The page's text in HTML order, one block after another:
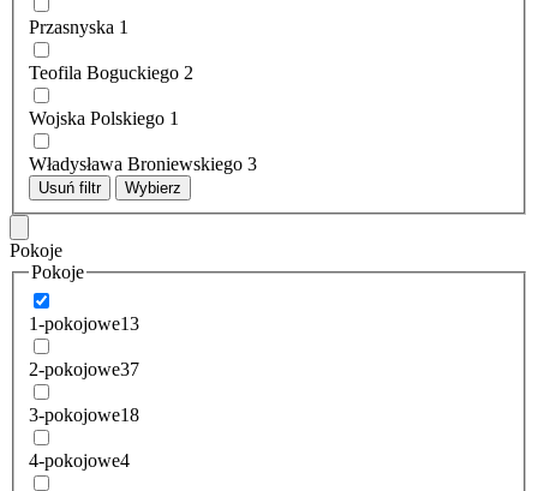
Przasnyska 1
Teofila Boguckiego 2
Wojska Polskiego 1
Władysława Broniewskiego 3
Usuń filtr Wybierz
Pokoje
Pokoje
1-pokojowe13
2-pokojowe37
3-pokojowe18
4-pokojowe4